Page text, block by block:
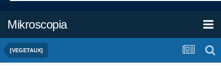
Mikroscopia
[VEGETAUX]